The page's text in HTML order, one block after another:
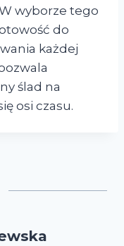
wyborze tego
do
każdej
ślad na
osi czasu.